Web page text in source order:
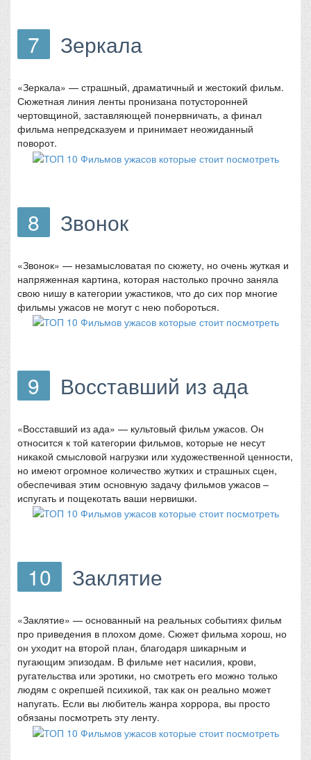
7 Зеркала
«Зеркала» — страшный, драматичный и жестокий фильм.
Сюжетная линия ленты пронизана потусторонней
чертовщиной, заставляющей понервничать, а финал
фильма непредсказуем и принимает неожиданный
поворот.
8 Звонок
«Звонок» — незамысловатая по сюжету, но очень жуткая и
напряженная картина, которая настолько прочно заняла
свою нишу в категории ужастиков, что до сих пор многие
фильмы ужасов не могут с нею побороться.
9 Восставший из ада
«Восставший из ада» — культовый фильм ужасов. Он
относится к той категории фильмов, которые не несут
никакой смысловой нагрузки или художественной ценности,
но имеют огромное количество жутких и страшных сцен,
обеспечивая этим основную задачу фильмов ужасов –
испугать и пощекотать ваши нервишки.
10 Заклятие
«Заклятие» — основанный на реальных событиях фильм
про приведения в плохом доме. Сюжет фильма хорош, но
он уходит на второй план, благодаря шикарным и
пугающим эпизодам. В фильме нет насилия, крови,
ругательства или эротики, но смотреть его можно только
людям с окрепшей психикой, так как он реально может
напугать. Если вы любитель жанра хоррора, вы просто
обязаны посмотреть эту ленту.